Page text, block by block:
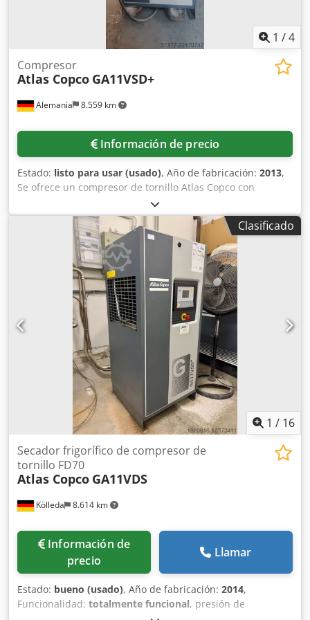
1 /4
Alemania 8.559 km
Compresor
Atlas Copco GA11VSD+
Información de precio
Estado: listo para usar (usado), Año de fabricación: 2013,
Se ofrece un compresor de tornillo Atlas Copco con
secador frigorífico integrado. Potencia: 11 kW, velocidad
del motor: 7700 rpm, presión de funcionamiento: 12,75
bares, caudal: 32 l/s, regulación de velocidad, horas de
funcionamiento: 9035 h, peso: 271 kg. Es posible realizar
una inspección en las instalaciones. Cjdpfxozq Ec Ns
Clasificado
1 / 16
Kölleda 8.614 km
Secador frigorífico de compresor de
tornillo FD70
Atlas Copco GA11VDS
Información de
precio
Llamar
Estado: bueno (usado), Año de fabricación: 2014,
Funcionalidad: totalmente funcional, presión de